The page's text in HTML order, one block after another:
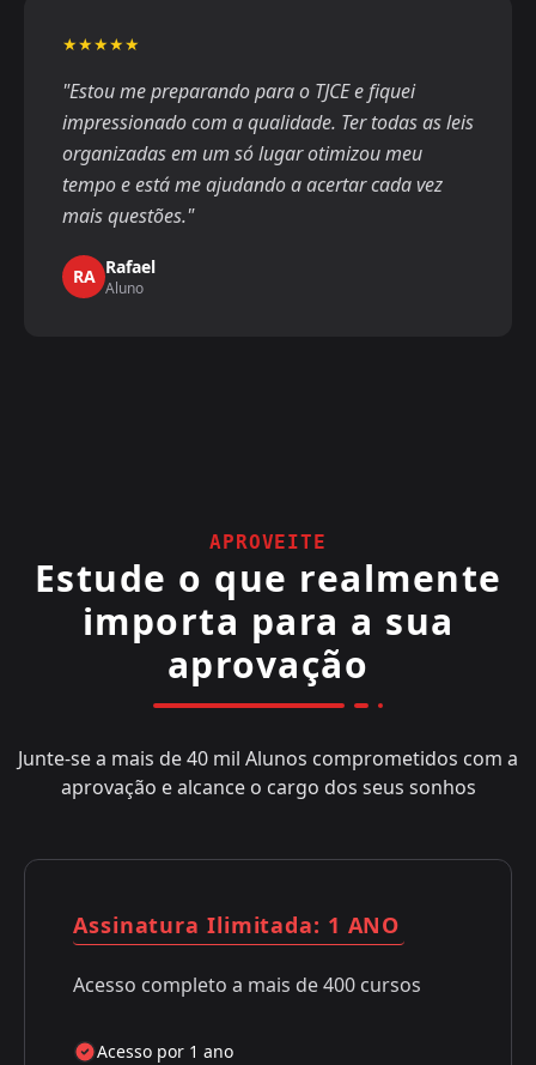
★★★★★
"Estou me preparando para o TJCE e fiquei
impressionado com a qualidade. Ter todas as leis
organizadas em um só lugar otimizou meu
tempo e está me ajudando a acertar cada vez
mais questões."
RA Rafael
Aluno
APROVEITE
Estude o que realmente
importa para a sua
aprovação
Junte-se a mais de 40 mil Alunos comprometidos com a
aprovação e alcance o cargo dos seus sonhos
Assinatura Ilimitada: 1 ANO
Acesso completo a mais de 400 cursos
Acesso por 1 ano